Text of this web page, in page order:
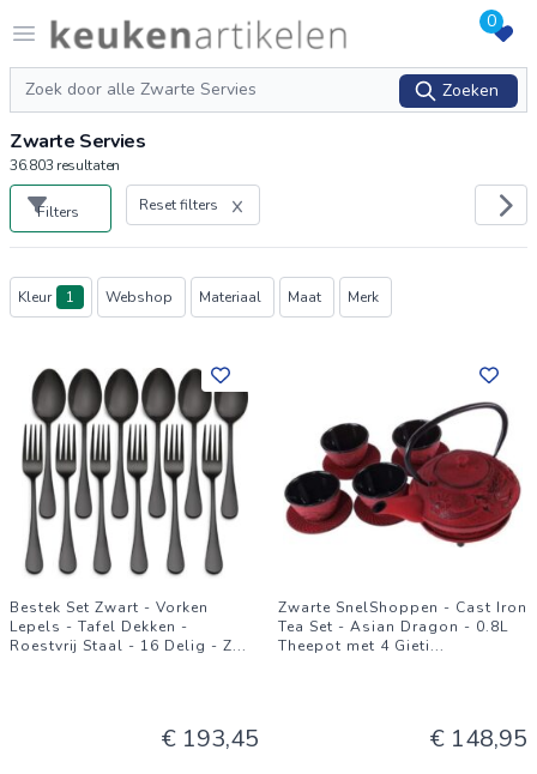
Open menu
Logo keukenartikelen.com 0
Zoeken
Zoeken
Zwarte Servies
36.803 resultaten
Filters Reset filters
Producten
Kleur 1 Webshop Materiaal Maat Merk
Bestek Set Zwart - Vorken
Lepels - Tafel Dekken -
Roestvrij Staal - 16 Delig - Z...
€ 193,45
Zwarte SnelShoppen - Cast Iron
Tea Set - Asian Dragon - 0.8L
Theepot met 4 Gieti...
€ 148,95